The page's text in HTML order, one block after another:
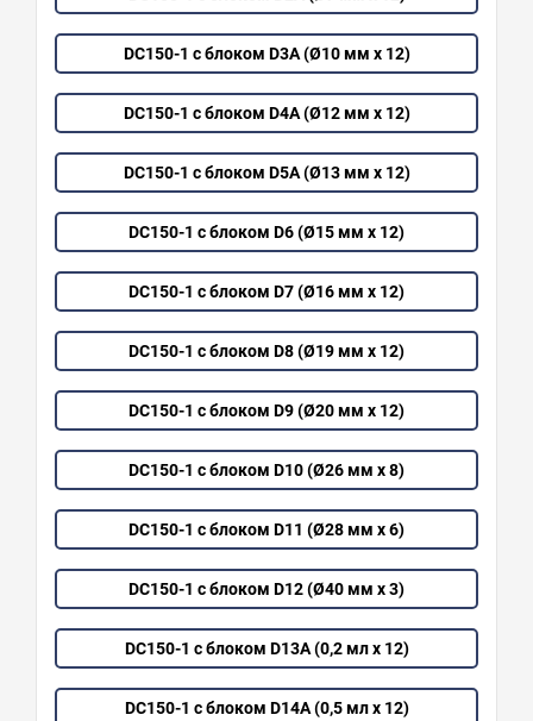
DC150-1 с блоком D3A (Ø10 мм х 12)
DC150-1 с блоком D4A (Ø12 мм х 12)
DC150-1 с блоком D5A (Ø13 мм х 12)
DC150-1 с блоком D6 (Ø15 мм х 12)
DC150-1 с блоком D7 (Ø16 мм х 12)
DC150-1 с блоком D8 (Ø19 мм х 12)
DC150-1 с блоком D9 (Ø20 мм х 12)
DC150-1 с блоком D10 (Ø26 мм х 8)
DC150-1 с блоком D11 (Ø28 мм х 6)
DC150-1 с блоком D12 (Ø40 мм х 3)
DC150-1 с блоком D13A (0,2 мл х 12)
DC150-1 с блоком D14A (0,5 мл х 12)